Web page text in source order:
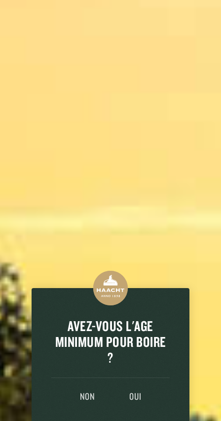
AVEZ-VOUS L'AGE
MINIMUM POUR BOIRE
?
NON OUI
BEANDO SANGIOVESE